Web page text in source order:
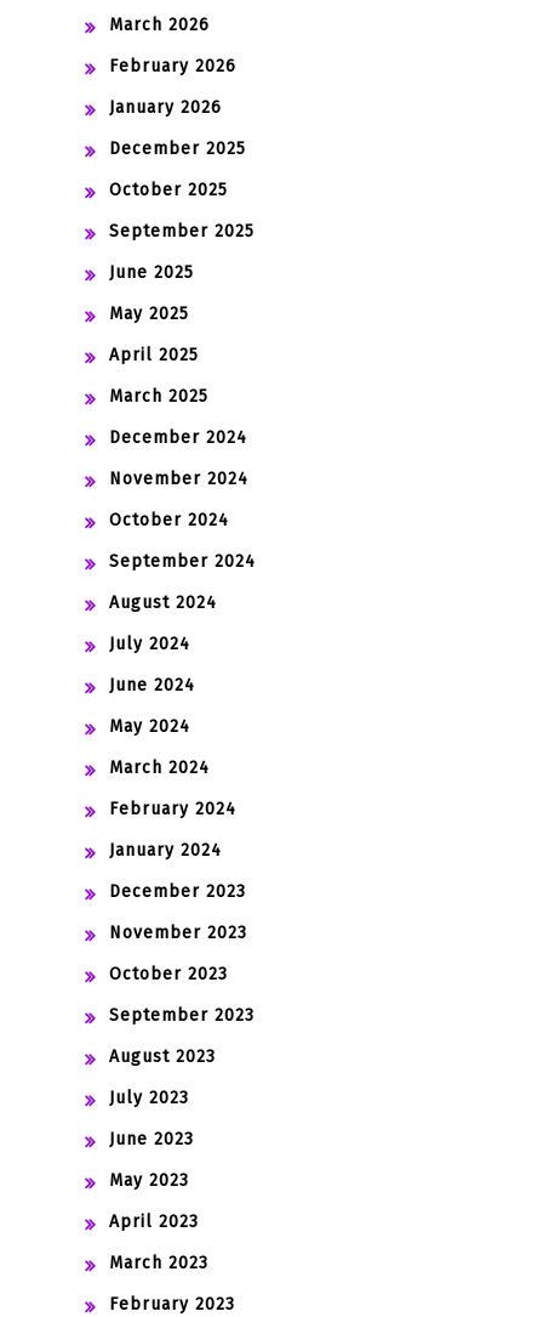
March 2026
February 2026
January 2026
December 2025
October 2025
September 2025
June 2025
May 2025
April 2025
March 2025
December 2024
November 2024
October 2024
September 2024
August 2024
July 2024
June 2024
May 2024
March 2024
February 2024
January 2024
December 2023
November 2023
October 2023
September 2023
August 2023
July 2023
June 2023
May 2023
April 2023
March 2023
February 2023